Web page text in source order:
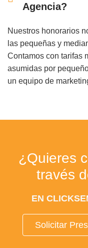
Agencia?
Nuestros honorarios
las pequeñas y
Contamos con tarifas
asumidas por
un equipo de
¿Quieres
través
EN
Solicitar